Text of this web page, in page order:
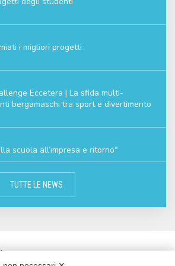
i migliori progetti
Eccetera | La sfida multi-
bergamaschi tra sport e divertimento
scuola all’impresa e ritorno"
TUTTE LE NEWS